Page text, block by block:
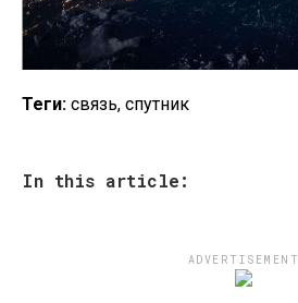
Теги: связь, спутник
In this article:
ADVERTISEMENT